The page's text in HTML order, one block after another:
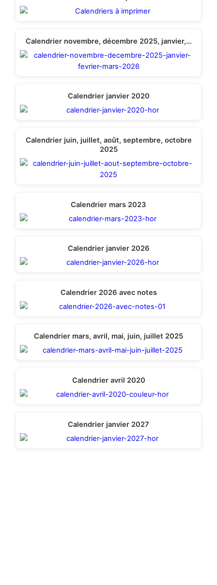
Calendrier novembre, décembre 2025, janvier,…
Calendrier janvier 2020
Calendrier juin, juillet, août, septembre, octobre
2025
Calendrier mars 2023
Calendrier janvier 2026
Calendrier 2026 avec notes
Calendrier mars, avril, mai, juin, juillet 2025
Calendrier avril 2020
Calendrier janvier 2027